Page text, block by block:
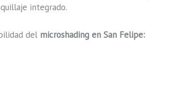
integrado.
del microshading en San Felipe: